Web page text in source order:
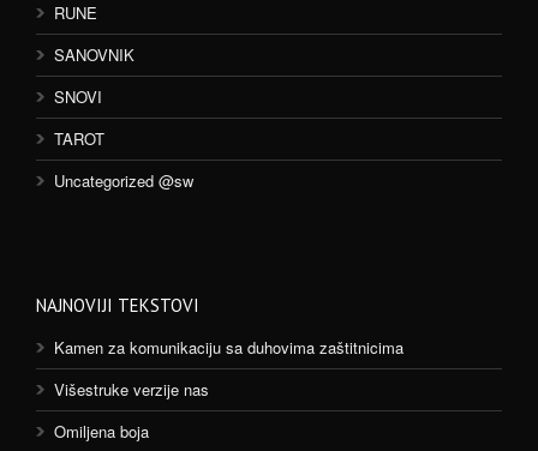
RUNE
SANOVNIK
SNOVI
TAROT
Uncategorized @sw
NAJNOVIJI TEKSTOVI
Kamen za komunikaciju sa duhovima zaštitnicima
Višestruke verzije nas
Omiljena boja